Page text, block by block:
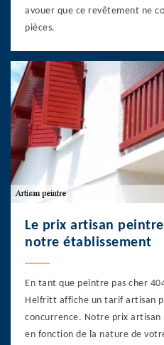
avouer que ce revêtement ne
pièces.
Le prix artisan
notre établissement
En tant que peintre pas cher
Helfritt affiche un tarif artisan
concurrence. Notre prix artisan
en fonction de la nature de